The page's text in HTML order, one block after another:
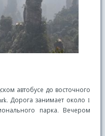
автобусе до восточного
Дорога занимает около 1
парка. Вечером